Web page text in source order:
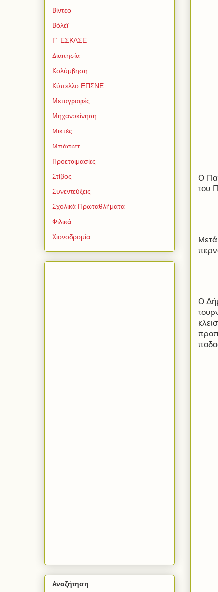
Ο
του
Μετά
Ο
Βίντεο
Βόλεϊ
Γ΄ ΕΣΚΑΣΕ
Διαιτησία
Κολύμβηση
Κύπελλο ΕΠΣΝΕ
Μεταγραφές
Μηχανοκίνηση
Μικτές
Μπάσκετ
Προετοιμασίες
Στίβος
Συνεντεύξεις
Σχολικά Πρωταθλήματα
Φιλικά
Χιονοδρομία
Αναζήτηση